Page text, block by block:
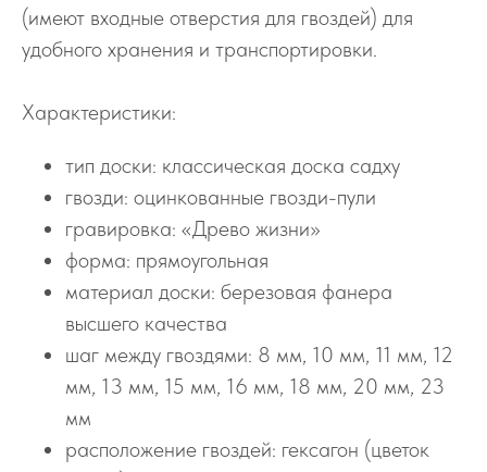
(имеют входные отверстия для гвоздей) для
удобного хранения и транспортировки.
Характеристики:
тип доски: классическая доска садху
гвозди: оцинкованные гвозди-пули
гравировка: «Древо жизни»
форма: прямоугольная
материал доски: березовая фанера
высшего качества
шаг между гвоздями: 8 мм, 10 мм, 11 мм, 12
мм, 13 мм, 15 мм, 16 мм, 18 мм, 20 мм, 23
мм
расположение гвоздей: гексагон (цветок